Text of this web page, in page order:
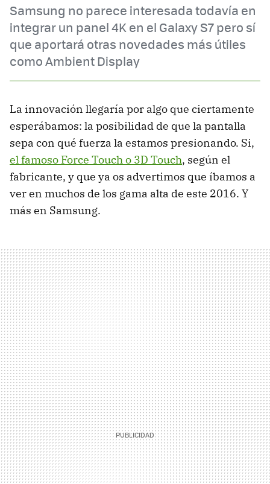
Samsung no parece interesada todavía en
integrar un panel 4K en el Galaxy S7 pero sí
que aportará otras novedades más útiles
como Ambient Display
La innovación llegaría por algo que ciertamente
esperábamos: la posibilidad de que la pantalla
sepa con qué fuerza la estamos presionando. Si,
el famoso Force Touch o 3D Touch, según el
fabricante, y que ya os advertimos que íbamos a
ver en muchos de los gama alta de este 2016. Y
más en Samsung.